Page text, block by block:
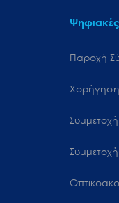
Παροχή
Χορήγηση